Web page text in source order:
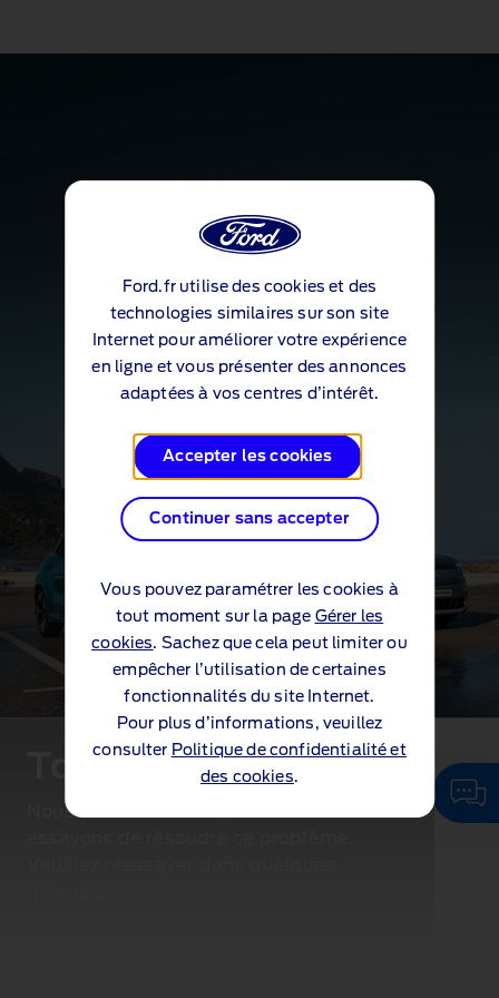
Ford.fr utilise des cookies et des
technologies similaires sur son site
Internet pour améliorer votre expérience
en ligne et vous présenter des annonces
adaptées à vos centres d’intérêt.
Accepter les cookies
Continuer sans accepter
Vous pouvez paramétrer les cookies à
tout moment sur la page Gérer les
cookies. Sachez que cela peut limiter ou
empêcher l’utilisation de certaines
fonctionnalités du site Internet.
Pour plus d’informations, veuillez
consulter Politique de confidentialité et
des cookies.
Toutes nos excuses...
Nous rencontrons un problème. Nous